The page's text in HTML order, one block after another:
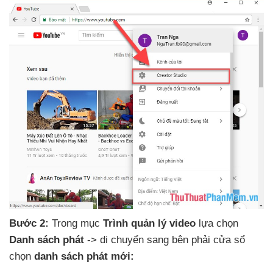
Bước 2: Trong mục Trình quản lý video lựa chọn
Danh sách phát -> di chuyển sang bên phải cửa sổ
chọn danh sách phát mới: